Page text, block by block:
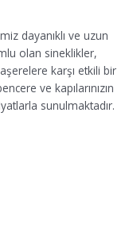
dayanıklı ve uzun
olan sineklikler,
karşı etkili bir
ve kapılarınızın
sunulmaktadır.